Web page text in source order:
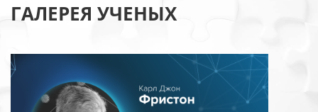
ГАЛЕРЕЯ УЧЕНЫХ